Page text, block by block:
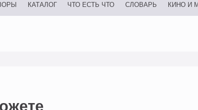
КАТАЛОГ ЧТО ЕСТЬ ЧТО СЛОВАРЬ КИНО И